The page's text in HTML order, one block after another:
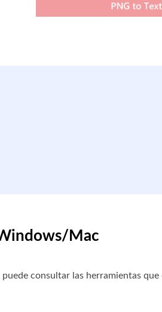
Mac
consultar las herramientas que